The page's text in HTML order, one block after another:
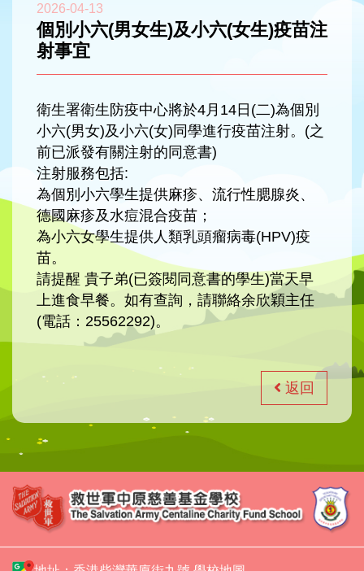
2026-04-13
個別小六(男女生)及小六(女生)疫苗注
射事宜
衛生署衛生防疫中心將於4月14日(二)為個別
小六(男女)及小六(女)同學進行疫苗注射。(之
前已派發有關注射的同意書)
注射服務包括:
為個別小六學生提供麻疹、流行性腮腺炎、
德國麻疹及水痘混合疫苗；
為小六女學生提供人類乳頭瘤病毒(HPV)疫
苗。
請提醒 貴子弟(已簽閱同意書的學生)當天早
上進食早餐。如有查詢，請聯絡余欣穎主任
(電話：25562292)。
返回